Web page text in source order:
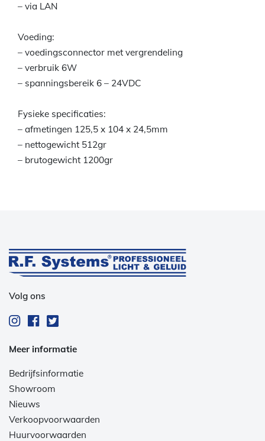
– via LAN
Voeding:
– voedingsconnector met vergrendeling
– verbruik 6W
– spanningsbereik 6 – 24VDC
Fysieke specificaties:
– afmetingen 125,5 x 104 x 24,5mm
– nettogewicht 512gr
– brutogewicht 1200gr
Volg ons
Meer informatie
Bedrijfsinformatie
Showroom
Nieuws
Verkoopvoorwaarden
Huurvoorwaarden